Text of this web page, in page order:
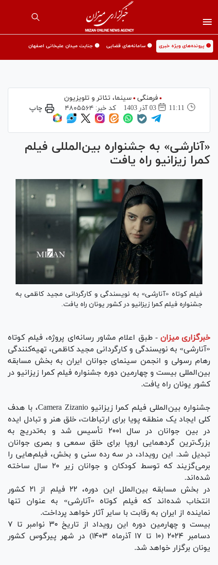
🟡 پرونده‌های ویژه خبری 🟡 سامانه‌های قضایی 🟡 جنایت میدان علیخانی اصفهان
فرهنگی
سینما،‌ تئاتر و تلویزیون
11:11
03 آذر 1403 کد خبر:۴۸۰۵۵۶۴ چاپ
«آنارشی» به جشنواره بین‌المللی فیلم
کمرا زیزانیو راه یافت
فیلم کوتاه «آنارشی» به نویسندگی و کارگردانی مجید کاظمی به
جشنواره فیلم کمرا زیزانیو در کشور یونان راه یافت.
خبرگزاری میزان - طبق اعلام مشاور رسانه‌ای پروژه، فیلم کوتاه
«آنارشی» به نویسندگی و کارگردانی مجید کاظمی، تهیه‌کنندگی
رهام رسولی و انجمن سینمای جوانان ایران به بخش مسابقه
بین‌المللی بیست و چهارمین دوره جشنواره فیلم کمرا زیزانیو در
کشور یونان راه یافت.
جشنواره بین‌المللی فیلم کمرا زیزانیو Camera Zizanio، با هدف
کلی ایجاد یک منطقه پویا برای ارتباطات، خلق هنر و تبادل ایده
در بین جوانان در سال ۲۰۰۱ تأسیس شد و به‌تدریج به
بزرگ‌ترین گردهمایی اروپا برای خلق سمعی و بصری جوانان
تبدیل شد. این رویداد، در سه رده سنی و بخش، فیلم‌هایی را
برمی‌گزیند که توسط کودکان و جوانان زیر ۲۰ سال ساخته
شده‌اند.
در بخش مسابقه بین‌الملل این دوره، ۲۲ فیلم از ۲۱ کشور
انتخاب شده‌اند که فیلم کوتاه «آنارشی» به عنوان تنها
نماینده از ایران به رقابت با سایر آثار خواهد پرداخت.
بیست و چهارمین دوره این رویداد از تاریخ ۳۰ نوامبر تا ۷
دسامبر ۲۰۲۴ (۱۰ تا ۱۷ آذرماه ١۴٠٣) در شهر پیرگوس کشور
یونان برگزار خواهد شد.